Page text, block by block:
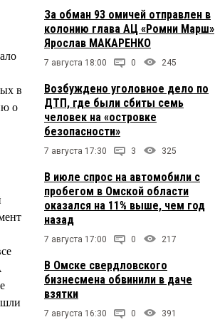
в
о
За обман 93 омичей отправлен в
колонию глава АЦ «Ромни Марш»
Ярослав МАКАРЕНКО
7 августа 18:00 0 245
Возбуждено уголовное дело по
ДТП, где были сбиты семь
человек на «островке
безопасности»
7 августа 17:30 3 325
В июле спрос на автомобили с
пробегом в Омской области
оказался на 11% выше, чем год
назад
7 августа 17:00 0 217
В Омске свердловского
бизнесмена обвинили в даче
взятки
7 августа 16:30 0 391